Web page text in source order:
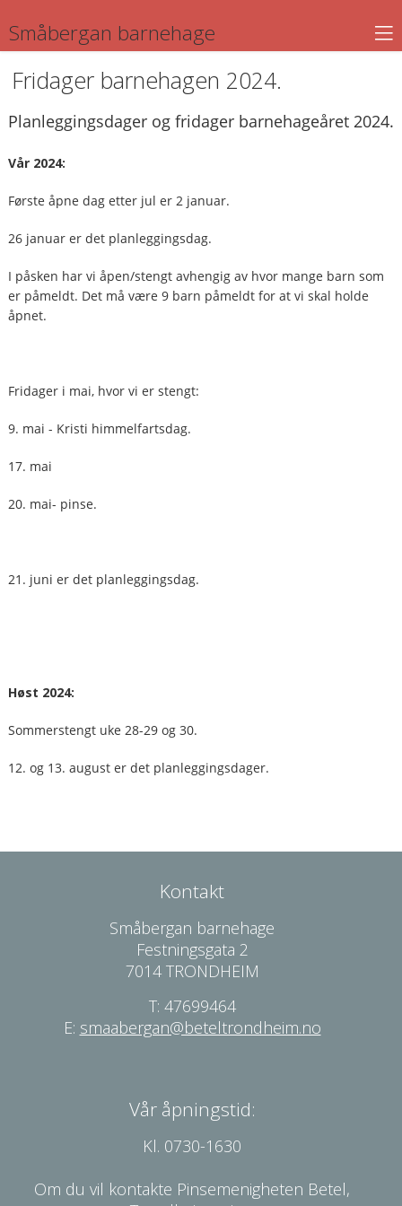
Småbergan barnehage
Fridager barnehagen 2024.
Planleggingsdager og fridager barnehageåret 2024.
Vår 2024:
Første åpne dag etter jul er 2 januar.
26 januar er det planleggingsdag.
I påsken har vi åpen/stengt avhengig av hvor mange barn som
er påmeldt. Det må være 9 barn påmeldt for at vi skal holde
åpnet.
Fridager i mai, hvor vi er stengt:
9. mai - Kristi himmelfartsdag.
17. mai
20. mai- pinse.
21. juni er det planleggingsdag.
Høst 2024:
Sommerstengt uke 28-29 og 30.
12. og 13. august er det planleggingsdager.
Kontakt
Småbergan barnehage
Festningsgata 2
7014 TRONDHEIM
T: 47699464
E: smaabergan@beteltrondheim.no
Vår åpningstid:
Kl. 0730-1630
Om du vil kontakte Pinsemenigheten Betel,